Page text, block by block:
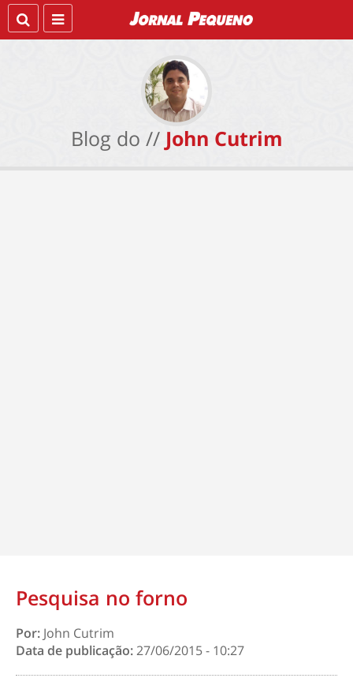
Blog do // John Cutrim
Pesquisa no forno
Por: John Cutrim
Data de publicação:27/06/2015 - 10:27